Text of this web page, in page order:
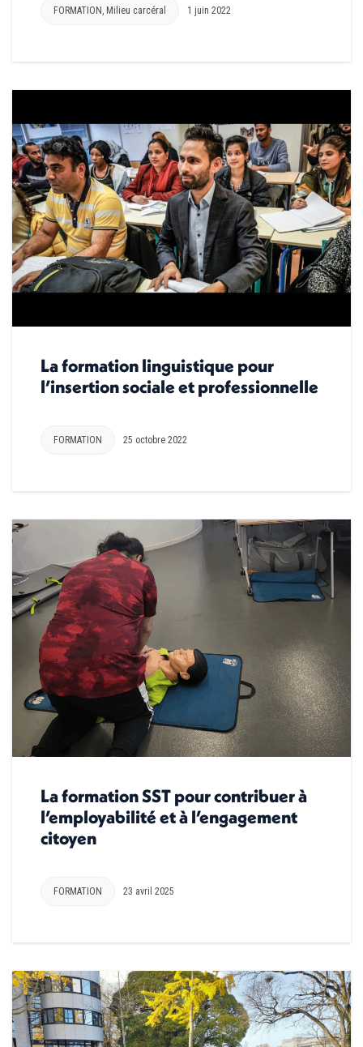
FORMATION Milieu carcéral 1 juin 2022
La formation linguistique pour
l’insertion sociale et professionnelle
FORMATION 25 octobre 2022
La formation SST pour contribuer à
l’employabilité et à l’engagement
citoyen
FORMATION 23 avril 2025